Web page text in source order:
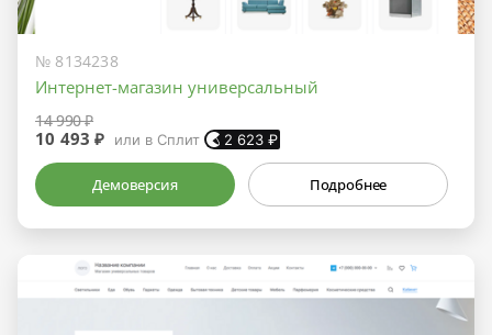
№ 8134238
Интернет-магазин универсальный
14 990 ₽
10 493 ₽ или в Сплит 2 623₽
Демоверсия Подробнее